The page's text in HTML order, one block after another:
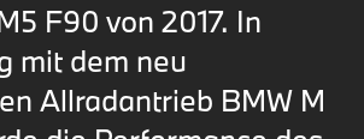
F90 von 2017. In
mit dem neu
Allradantrieb BMW M